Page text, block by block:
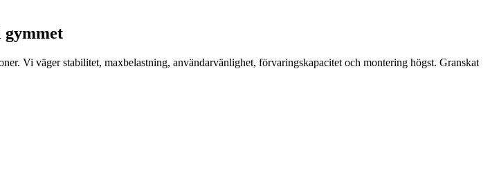
gymmet
Vi väger stabilitet, maxbelastning, användarvänlighet, förvaringskapacitet och montering högst. Granskat